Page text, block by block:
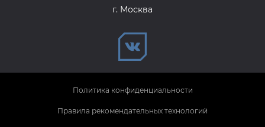
г. Москва
Политика конфиденциальности
Правила рекомендательных технологий